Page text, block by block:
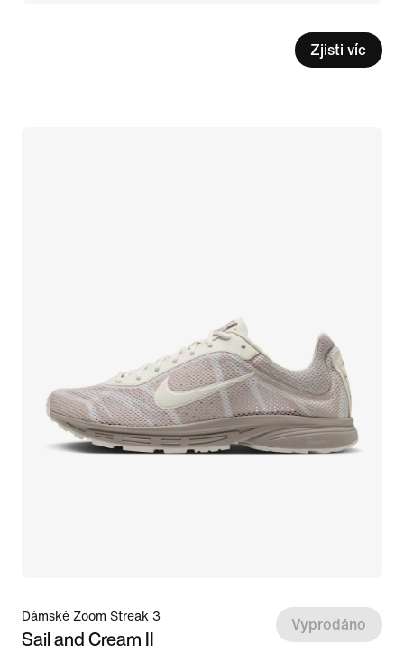
Zjisti víc
Dámské Zoom Streak 3
Sail and Cream II
Vyprodáno